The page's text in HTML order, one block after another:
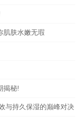
肌肤水嫩无瑕
揭秘!
与持久保湿的巅峰对决